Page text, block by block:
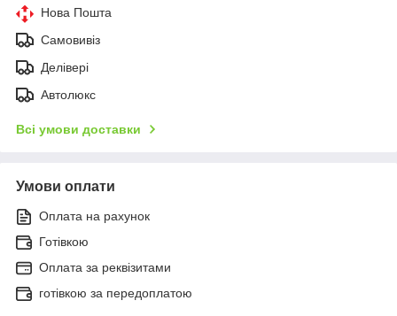
Нова Пошта
Самовивіз
Делівері
Автолюкс
Всі умови доставки
Умови оплати
Оплата на рахунок
Готівкою
Оплата за реквізитами
готівкою за передоплатою